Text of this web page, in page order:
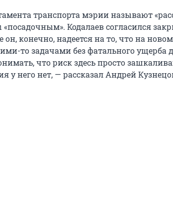
транспорта мэрии называют
Кодалаев согласился
конечно, надеется на то, что на
то задачами без фатального ущерба
что риск здесь просто
у него нет, — рассказал Андрей